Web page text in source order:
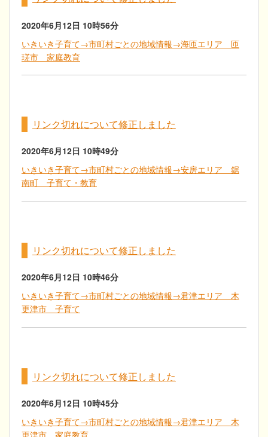
2020年6月12日 10時56分
いきいき子育て→市町村ごとの地域情報→海匝エリア 匝
瑳市 家庭教育
リンク切れについて修正しました
2020年6月12日 10時49分
いきいき子育て→市町村ごとの地域情報→安房エリア 鋸
南町 子育て・教育
リンク切れについて修正しました
2020年6月12日 10時46分
いきいき子育て→市町村ごとの地域情報→君津エリア 木
更津市 子育て
リンク切れについて修正しました
2020年6月12日 10時45分
いきいき子育て→市町村ごとの地域情報→君津エリア 木
更津市 家庭教育